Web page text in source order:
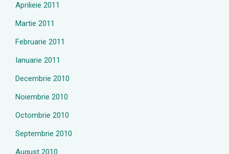
Aprilieie 2011
Martie 2011
Februarie 2011
Ianuarie 2011
Decembrie 2010
Noiembrie 2010
Octombrie 2010
Septembrie 2010
August 2010